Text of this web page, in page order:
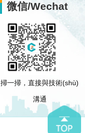
微信/Wechat
掃一掃，直接與技術(shù)
溝通